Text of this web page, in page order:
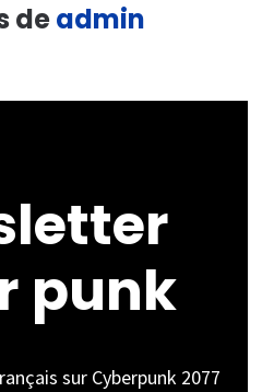
deadmin
punk
sur Cyberpunk 2077